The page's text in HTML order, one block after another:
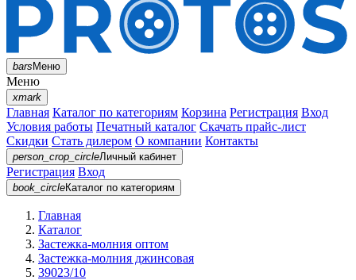
barsМеню
Меню
xmark
Главная Каталог по категориям Корзина Регистрация Вход
Условия работы Печатный каталог Скачать прайс-лист
Скидки Стать дилером О компании Контакты
person_crop_circleЛичный кабинет
Регистрация Вход
book_circleКаталог по категориям
Главная
Каталог
Застежка-молния оптом
Застежка-молния джинсовая
39023/10